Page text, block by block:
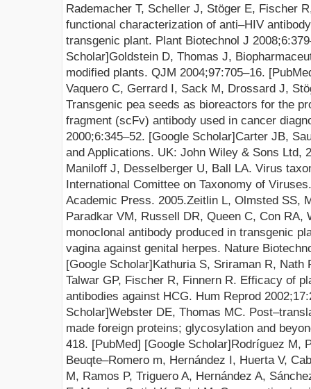
Rademacher T, Scheller J, Stöger E, Fischer
functional characterization of anti–HIV
transgenic plant. Plant Biotechnol J 2008;6
Scholar]Goldstein D, Thomas J,
modified plants. QJM 2004;97:705–16. [
Vaquero C, Gerrard I, Sack M, Drossard J,
Transgenic pea seeds as bioreactors for the
fragment (scFv) antibody used in cancer
2000;6:345–52. [Google Scholar]Carter JB,
and Applications. UK: John Wiley & Sons Ltd,
Maniloff J, Desselberger U, Ball LA. Virus
International Comittee on Taxonomy of
Academic Press. 2005.Zeitlin L, Olmsted SS,
Paradkar VM, Russell DR, Queen C, Con RA,
monoclonal antibody produced in transgenic
vagina against genital herpes. Nature
[Google Scholar]Kathuria S, Sriraman R,
Talwar GP, Fischer R, Finnern R. Efficacy of
antibodies against HCG. Hum Reprod 2002;17
Scholar]Webster DE, Thomas MC.
made foreign proteins; glycosylation and
418. [PubMed] [Google Scholar]Rodríguez M,
Beuqte–Romero m, Hernández I, Huerta V,
M, Ramos P, Triguero A, Hernández A,